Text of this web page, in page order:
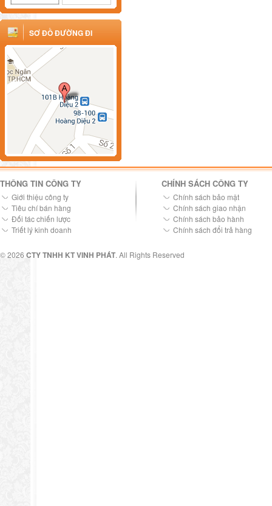
SƠ ĐỒ ĐƯỜNG ĐI
THÔNG TIN CÔNG TY
Giới thiệu công ty
Tiêu chí bán hàng
Đối tác chiến lược
Triết lý kinh doanh
CHÍNH SÁCH CÔNG TY
Chính sách bảo mật
Chính sách giao nhận
Chính sách bảo hành
Chính sách đổi trả hàng
© 2026 CTY TNHH KT VINH PHÁT. All Rights Reserved